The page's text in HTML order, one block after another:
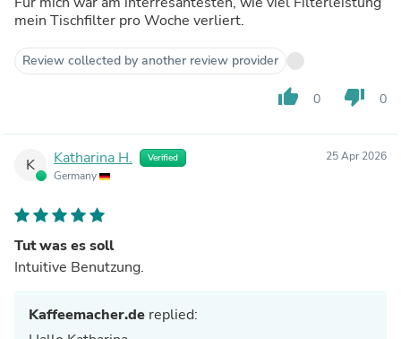
mein Tischfilter pro Woche verliert.
Review collected by another review provider
thumb_up 0 thumb_down 0
K Katharina H. Verified
Germany
25 Apr 2026
Tut was es soll
Intuitive Benutzung.
Kaffeemacher.de replied: